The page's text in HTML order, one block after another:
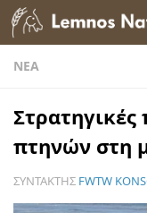
Skip to content
ΝΈΑ
πτηνών στη
ΣΥΝΤΆΚΤΗΣ FWTW